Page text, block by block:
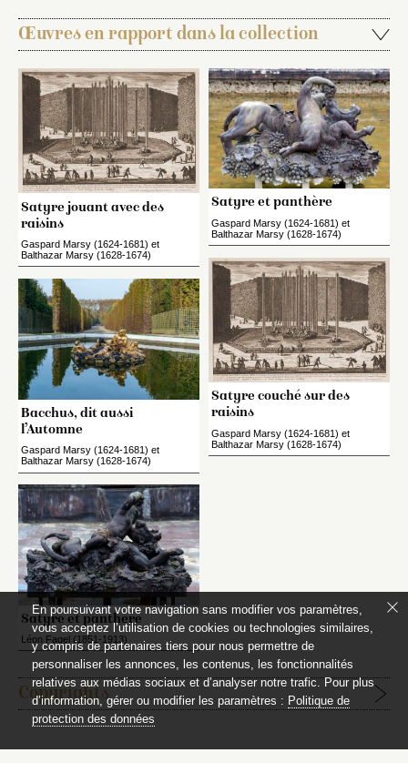
Œuvres en rapport dans la collection
Satyre jouant avec des
raisins
Gaspard Marsy (1624-1681) et
Balthazar Marsy (1628-1674)
Bacchus, dit aussi
l’Automne
Gaspard Marsy (1624-1681) et
Balthazar Marsy (1628-1674)
Satyre et panthère
Léon Fagel (1851-1913)
Satyre et panthère
Gaspard Marsy (1624-1681) et
Balthazar Marsy (1628-1674)
Satyre couché sur des
raisins
Gaspard Marsy (1624-1681) et
Balthazar Marsy (1628-1674)
Copyrights
En poursuivant votre navigation sans modifier vos paramètres,
vous acceptez l’utilisation de cookies ou technologies similaires,
y compris de partenaires tiers pour nous permettre de
personnaliser les annonces, les contenus, les fonctionnalités
relatives aux médias sociaux et d’analyser notre trafic. Pour plus
d’information, gérer ou modifier les paramètres : Politique de
protection des données